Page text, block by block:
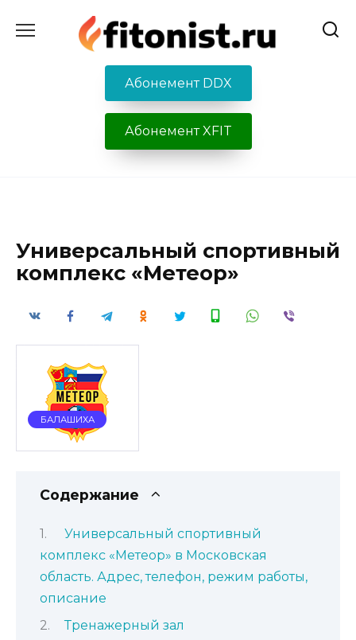
содержанию
Абонемент DDX
Абонемент XFIT
Универсальный спортивный
комплекс «Метеор»
БАЛАШИХА
Содержание
Универсальный спортивный
комплекс «Метеор» в Московская
область. Адрес, телефон, режим работы,
описание
Тренажерный зал